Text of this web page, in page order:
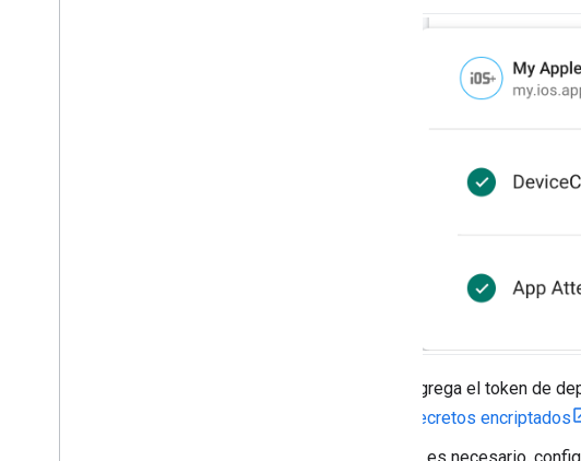
Agrega el token de
secretos encriptados